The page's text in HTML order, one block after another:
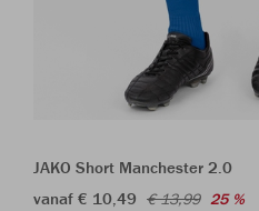
JAKO Short Manchester 2.0
vanaf € 10,49 € 13,99 25 %